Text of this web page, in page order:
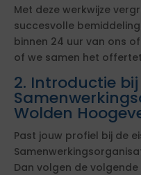
Met deze werkwijze
succesvolle
binnen 24 uur van ons
of we samen het
2. Introductie bij
Wolden
Past jouw profiel bij de
Dan volgen de